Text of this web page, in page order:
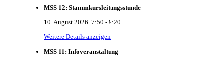
MSS 12: Stammkursleitungsstunde
10. August 2026 7:50 - 9:20
Weitere Details anzeigen
MSS 11: Infoveranstaltung